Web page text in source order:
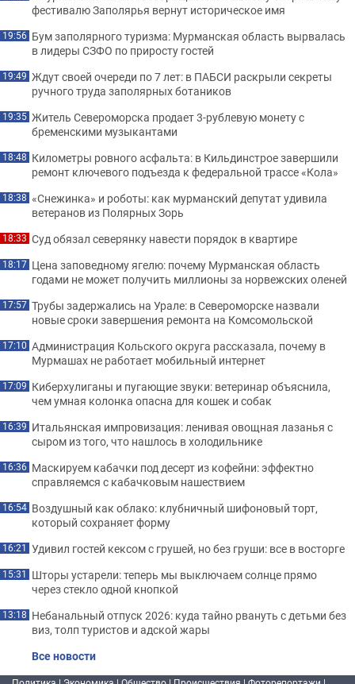
фестивалю Заполярья вернут историческое имя
19:56 Бум заполярного туризма: Мурманская область вырвалась
в лидеры СЗФО по приросту гостей
19:49 Ждут своей очереди по 7 лет: в ПАБСИ раскрыли секреты
ручного труда заполярных ботаников
19:35 Житель Североморска продает 3-рублевую монету с
бременскими музыкантами
18:48 Километры ровного асфальта: в Кильдинстрое завершили
ремонт ключевого подъезда к федеральной трассе «Кола»
18:38 «Снежинка» и роботы: как мурманский депутат удивила
ветеранов из Полярных Зорь
18:33 Суд обязал северянку навести порядок в квартире
18:17 Цена заповедному ягелю: почему Мурманская область
годами не может получить миллионы за норвежских оленей
17:57 Трубы задержались на Урале: в Североморске назвали
новые сроки завершения ремонта на Комсомольской
17:10 Администрация Кольского округа рассказала, почему в
Мурмашах не работает мобильный интернет
17:09 Киберхулиганы и пугающие звуки: ветеринар объяснила,
чем умная колонка опасна для кошек и собак
16:39 Итальянская импровизация: ленивая овощная лазанья с
сыром из того, что нашлось в холодильнике
16:36 Маскируем кабачки под десерт из кофейни: эффектно
справляемся с кабачковым нашествием
16:54 Воздушный как облако: клубничный шифоновый торт,
который сохраняет форму
16:21 Удивил гостей кексом с грушей, но без груши: все в восторге
15:31 Шторы устарели: теперь мы выключаем солнце прямо
через стекло одной кнопкой
13:18 Небанальный отпуск 2026: куда тайно рвануть с детьми без
виз, толп туристов и адской жары
Все новости